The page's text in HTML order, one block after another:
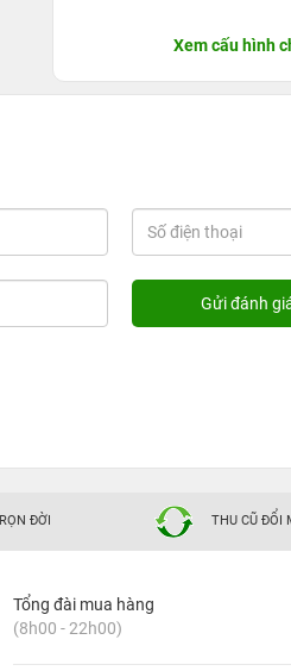
Xem cấu hình
ĐỜI THU CŨ ĐỔI
Tổng đài mua hàng
(8h00 - 22h00)